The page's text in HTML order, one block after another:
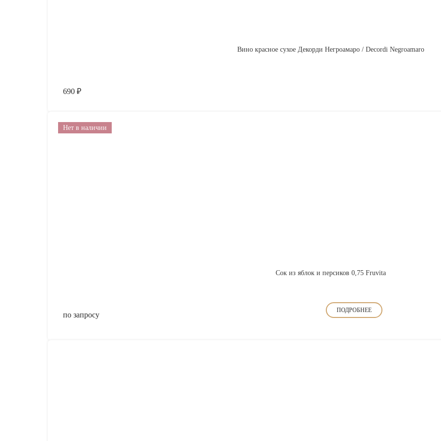
Вино красное сухое Декорди Негроамаро / Decordi Negroamaro
690 ₽
Нет в наличии
Сок из яблок и персиков 0,75 Fruvita
по запросу
ПОДРОБНЕЕ